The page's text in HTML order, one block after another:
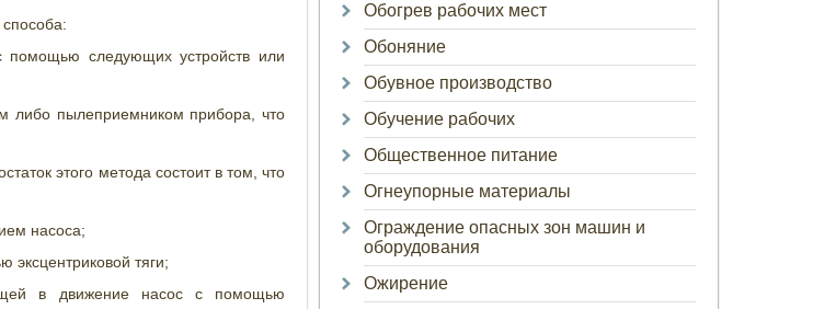
следующих устройств или
либо пылеприемником прибора, что
этого метода состоит в том, что
насоса;
тяги;
в движение насос с помощью
Обогрев рабочих мест
Обоняние
Обувное производство
Обучение рабочих
Общественное питание
Огнеупорные материалы
Ограждение опасных зон машин и
оборудования
Ожирение